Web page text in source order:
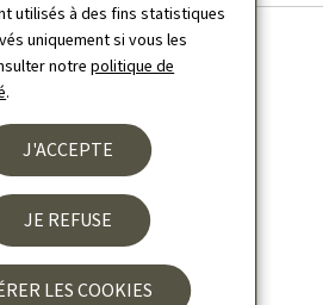
utilisés à des fins statistiques
uniquement si vous les
notrepolitique de
.
J'ACCEPTE
JE REFUSE
LES COOKIES
page(s)